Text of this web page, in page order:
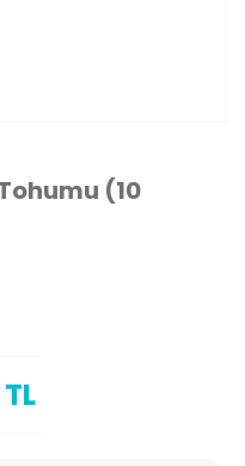
(10